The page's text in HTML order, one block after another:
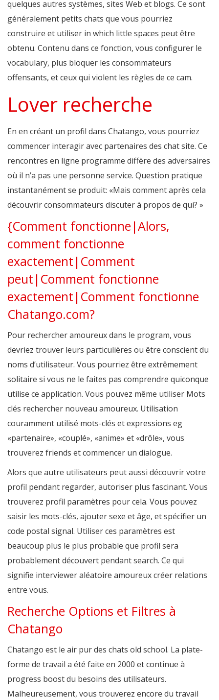
quelques autres systèmes, sites Web et blogs. Ce sont
généralement petits chats que vous pourriez
construire et utiliser in which little spaces peut être
obtenu. Contenu dans ce fonction, vous configurer le
vocabulary, plus bloquer les consommateurs
offensants, et ceux qui violent les règles de ce cam.
Lover recherche
En en créant un profil dans Chatango, vous pourriez
commencer interagir avec partenaires des chat site. Ce
rencontres en ligne programme diffère des adversaires
où il n’a pas une personne service. Question pratique
instantanément se produit: «Mais comment après cela
découvrir consommateurs discuter à propos de qui? »
{Comment fonctionne|Alors,
comment fonctionne
exactement|Comment
peut|Comment fonctionne
exactement|Comment fonctionne
Chatango.com?
Pour rechercher amoureux dans le program, vous
devriez trouver leurs particulières ou être conscient du
noms d’utilisateur. Vous pourriez être extrêmement
solitaire si vous ne le faites pas comprendre quiconque
utilise ce application. Vous pouvez même utiliser Mots
clés rechercher nouveau amoureux. Utilisation
couramment utilisé mots-clés et expressions eg
«partenaire», «couplé», «anime» et «drôle», vous
trouverez friends et commencer un dialogue.
Alors que autre utilisateurs peut aussi découvrir votre
profil pendant regarder, autoriser plus fascinant. Vous
trouverez profil paramètres pour cela. Vous pouvez
saisir les mots-clés, ajouter sexe et âge, et spécifier un
code postal signal. Utiliser ces paramètres est
beaucoup plus le plus probable que profil sera
probablement découvert pendant search. Ce qui
signifie interviewer aléatoire amoureux créer relations
entre vous.
Recherche Options et Filtres à
Chatango
Chatango est le air pur des chats old school. La plate-
forme de travail a été faite en 2000 et continue à
progress boost du besoins des utilisateurs.
Malheureusement, vous trouverez encore du travail